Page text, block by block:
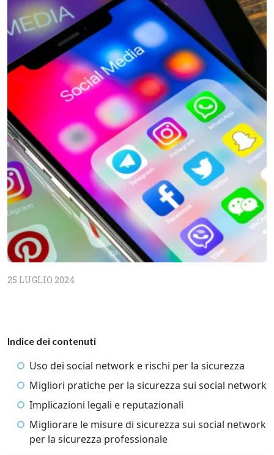
25 LUGLIO 2024
Indice dei contenuti
Uso dei social network e rischi per la sicurezza
Migliori pratiche per la sicurezza sui social network
Implicazioni legali e reputazionali
Migliorare le misure di sicurezza sui social network
per la sicurezza professionale